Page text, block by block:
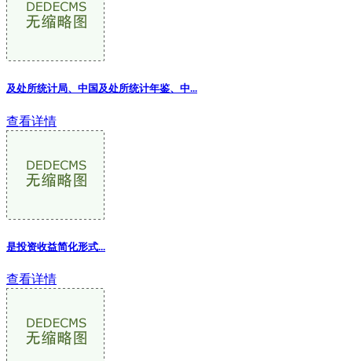
及处所统计局、中国及处所统计年鉴、中...
查看详情
是投资收益简化形式...
查看详情